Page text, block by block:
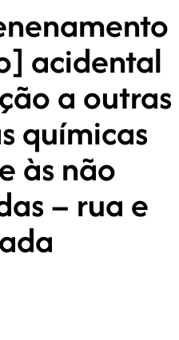
acidental
a outras
químicas
às não
– rua e